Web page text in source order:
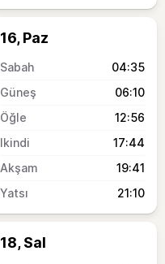
16, Paz
04:35
06:10
12:56
17:44
19:41
21:10
18, Sal